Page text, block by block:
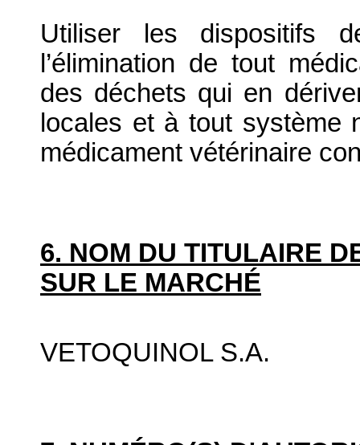
Utiliser les dispositifs
l’élimination de tout
des déchets qui en
locales et à tout système
médicament vétérinaire
6. NOM DU TITULAIRE
SUR LE MARCHÉ
VETOQUINOL S.A.